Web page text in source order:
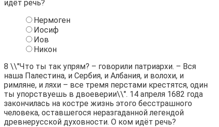
идёт речь?
Нермоген
Иосиф
Иов
Никон
8 \\"Что ты так упрям? – говорили патриархи. – Вся
наша Палестина, и Сербия, и Албания, и волохи, и
римляне, и ляхи – все тремя перстами крестятся, один
ты упорствуешь в двоеверии\\". 14 апреля 1682 года
закончилась на костре жизнь этого бесстрашного
человека, оставшегося неразгаданной легендой
древнерусской духовности. О ком идёт речь?